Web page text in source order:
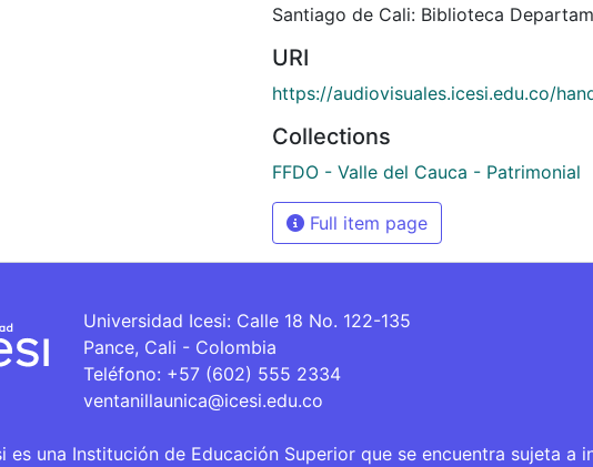
Santiago de Cali: Biblioteca
URI
https://audiovisuales.icesi.edu.co/
Collections
FFDO - Valle del Cauca - Patrimonial
Full item page
Universidad Icesi: Calle 18 No. 122-135
Pance, Cali - Colombia
Teléfono: +57 (602) 555 2334
ventanillaunica@icesi.edu.co
es una Institución de Educación Superior que se encuentra sujeta